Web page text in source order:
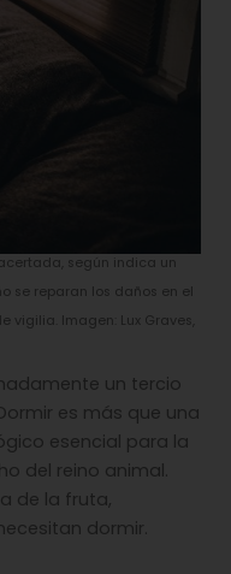
según indica un
se reparan los daños en el
vigilia. Imagen: Lux Graves,
un tercio
es más que una
esencial para la
del reino animal.
de la fruta,
dormir.